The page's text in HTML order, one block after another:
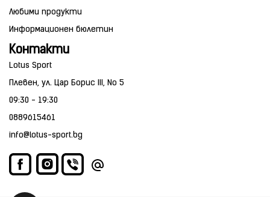
Любими продукти
Информационен бюлетин
Контакти
Lotus Sport
Плевен, ул. Цар Борис III, No 5
09:30 - 19:30
0889615461
info@lotus-sport.bg